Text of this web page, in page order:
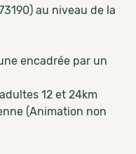
au niveau de la
encadrée par un
12 et 24km
(Animation non